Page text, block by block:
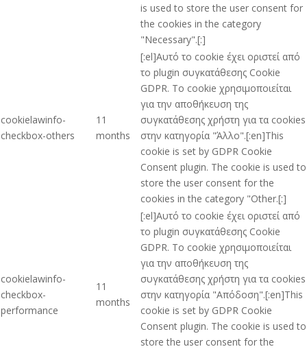
is used to store the user consent for
the cookies in the category
"Necessary".[:]
cookielawinfo-
checkbox-others
11
months
[:el]Αυτό το cookie έχει οριστεί από
το plugin συγκατάθεσης Cookie
GDPR. Το cookie χρησιμοποιείται
για την αποθήκευση της
συγκατάθεσης χρήστη για τα cookies
στην κατηγορία "Άλλο".[:en]This
cookie is set by GDPR Cookie
Consent plugin. The cookie is used to
store the user consent for the
cookies in the category "Other.[:]
cookielawinfo-
checkbox-
performance
11
months
[:el]Αυτό το cookie έχει οριστεί από
το plugin συγκατάθεσης Cookie
GDPR. Το cookie χρησιμοποιείται
για την αποθήκευση της
συγκατάθεσης χρήστη για τα cookies
στην κατηγορία "Απόδοση".[:en]This
cookie is set by GDPR Cookie
Consent plugin. The cookie is used to
store the user consent for the